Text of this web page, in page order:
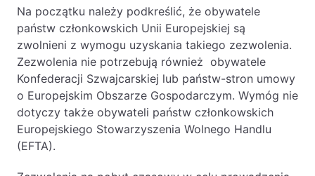
Likwidacje i upadłości spółek
Modelowanie i optymalizacja działalności IT
Przekształcenia spółek
Przygotowywanie umów w obrocie
międzynarodowym
Rejestracja spółek prawa handlowego
Na początku należy podkreślić, że obywatele
państw członkowskich Unii Europejskiej są
zwolnieni z wymogu uzyskania takiego zezwolenia.
Zezwolenia nie potrzebują również obywatele
Konfederacji Szwajcarskiej lub państw-stron umowy
o Europejskim Obszarze Gospodarczym. Wymóg nie
dotyczy także obywateli państw członkowskich
Europejskiego Stowarzyszenia Wolnego Handlu
(EFTA).